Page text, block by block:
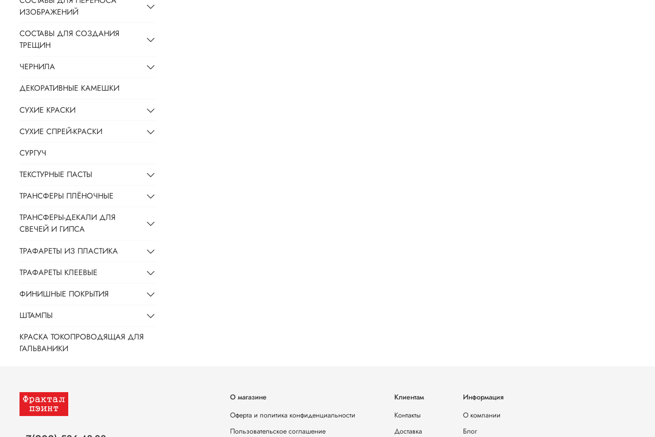
ИЗОБРАЖЕНИЙ
СОСТАВЫ ДЛЯ СОЗДАНИЯ
ТРЕЩИН
ЧЕРНИЛА
ДЕКОРАТИВНЫЕ КАМЕШКИ
СУХИЕ КРАСКИ
СУХИЕ СПРЕЙ-КРАСКИ
СУРГУЧ
ТЕКСТУРНЫЕ ПАСТЫ
ТРАНСФЕРЫ ПЛЁНОЧНЫЕ
ТРАНСФЕРЫ-ДЕКАЛИ ДЛЯ
СВЕЧЕЙ И ГИПСА
ТРАФАРЕТЫ ИЗ ПЛАСТИКА
ТРАФАРЕТЫ КЛЕЕВЫЕ
ФИНИШНЫЕ ПОКРЫТИЯ
ШТАМПЫ
КРАСКА ТОКОПРОВОДЯЩАЯ ДЛЯ
ГАЛЬВАНИКИ
О магазине
Оферта и политика конфиденциальности
Пользовательское соглашение
Клиентам
Контакты
Доставка
Информация
О компании
Блог